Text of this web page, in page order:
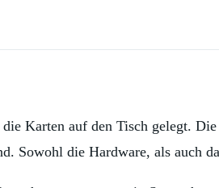
Karten auf den Tisch gelegt. Die
Sowohl die Hardware, als auch